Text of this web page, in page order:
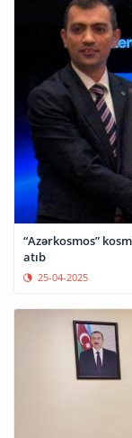
“Azərkosmos”
atıb
25-04-2025